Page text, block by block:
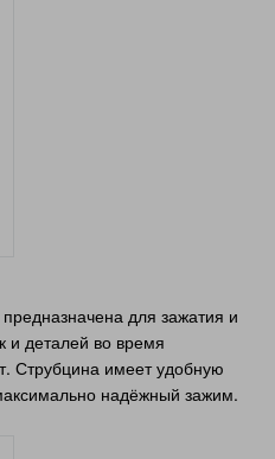
для зажатия и
и деталей во время
Струбцина имеет удобную
надёжный зажим.